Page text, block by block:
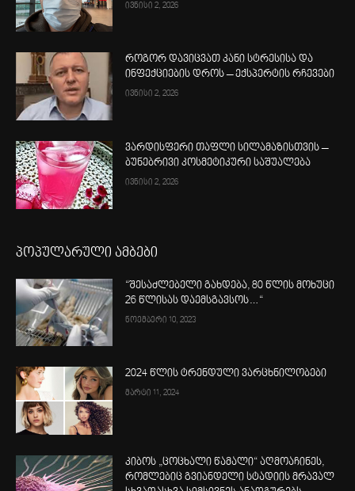
ივნისი 2, 2026
როგორ დავიცვათ კანი სტრესისა და
ინფექციების დროს – ექსპერტის რჩევები
ივნისი 2, 2026
ვარდისფერი თაფლი სილამაზისთვის –
ბუნებრივი კოსმეტიკური საშუალება
ივნისი 2, 2026
პოპულარული ამბები
“შესაძლებელი გახდება, 80 წლის მოხუცი
26 წლისას დაემსგავსოს…“
ნოემბერი 10, 2023
2024 წლის ტრენდული ვარცხნილობები
მარტი 11, 2024
კიბოს „ცოცხალი წამალი“ აღმოაჩინეს,
რომლებიც გვიანდელი სტადიის მრავალ